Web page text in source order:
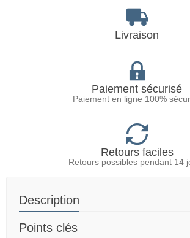
Livraison
Paiement sécurisé
Paiement en ligne 100%
Retours faciles
Retours possibles pendant 14
Description
Points clés